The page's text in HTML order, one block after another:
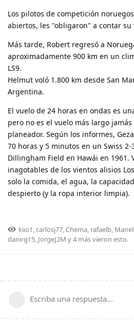
Los pilotos de competición
abiertos, les "obligaron" a contar su
Más tarde, Robert regresó a
aproximadamente 900 km en un
LS9.
Helmut voló 1.800 km desde San
Argentina.
El vuelo de 24 horas en ondas es
pero no es el vuelo más largo
planeador. Según los informes,
70 horas y 5 minutos en un Swiss
Dillingham Field en Hawái en 1961.
inagotables de los vientos alisios
solo la comida, el agua, la
despierto (y la ropa interior limpia).
kiio1,carlosj77, Chema, rafaelb,
danirg15, JorgeJ2M y4 másvieron esto.
Escriba una respuesta...